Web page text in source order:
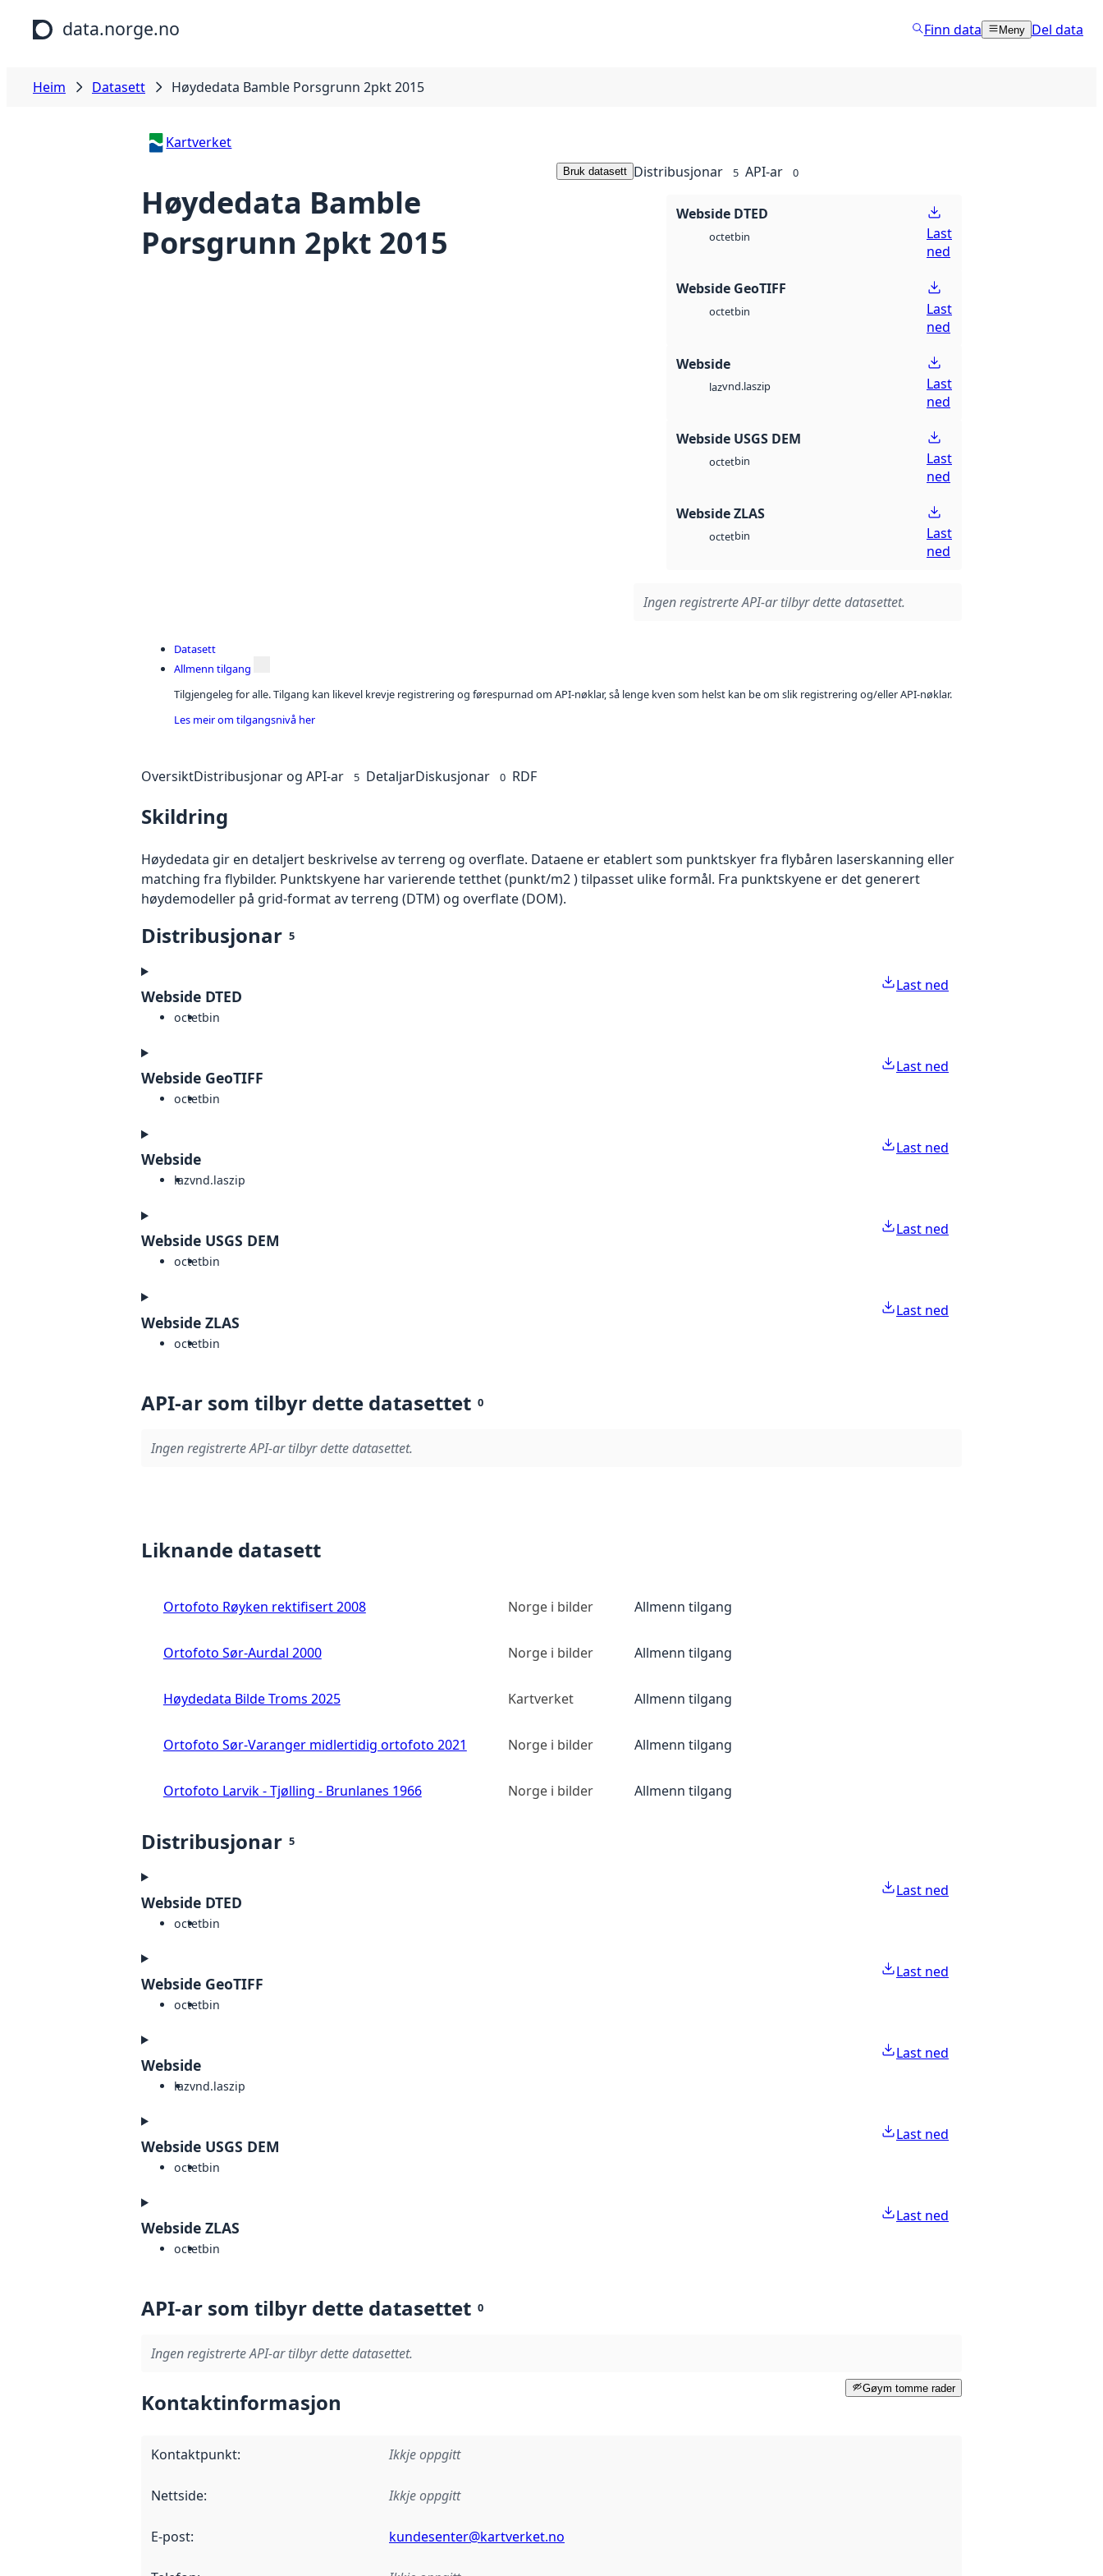
Hopp til hovudinnhald
data.norge.no Finn data Meny Del data
Heim Datasett Høydedata Bamble Porsgrunn 2pkt 2015
Kartverket
Høydedata Bamble
Porsgrunn 2pkt 2015
Bruk datasett Distribusjonar 5 API-ar 0
Webside DTED
octetbin
Last
ned
Webside GeoTIFF
octetbin
Last
ned
Webside
lazvnd.laszip
Last
ned
Webside USGS DEM
octetbin
Last
ned
Webside ZLAS
octetbin
Last
ned
Ingen registrerte API-ar tilbyr dette datasettet.
Datasett
Allmenn tilgang
Tilgjengeleg for alle. Tilgang kan likevel krevje registrering og førespurnad om API-nøklar, så lenge kven som helst kan be om slik registrering og/eller API-nøklar.
Les meir om tilgangsnivå her
OversiktDistribusjonar og API-ar 5 DetaljarDiskusjonar 0 RDF
Skildring
Høydedata gir en detaljert beskrivelse av terreng og overflate. Dataene er etablert som punktskyer fra flybåren laserskanning eller
matching fra flybilder. Punktskyene har varierende tetthet (punkt/m2 ) tilpasset ulike formål. Fra punktskyene er det generert
høydemodeller på grid-format av terreng (DTM) og overflate (DOM).
Distribusjonar 5
Webside DTED
octetbin
Last ned
Webside GeoTIFF
octetbin
Last ned
Webside
lazvnd.laszip
Last ned
Webside USGS DEM
octetbin
Last ned
Webside ZLAS
octetbin
Last ned
API-ar som tilbyr dette datasettet 0
Ingen registrerte API-ar tilbyr dette datasettet.
Liknande datasett
Ortofoto Røyken rektifisert 2008 Norge i bilder Allmenn tilgang
Ortofoto Sør-Aurdal 2000 Norge i bilder Allmenn tilgang
Høydedata Bilde Troms 2025 Kartverket Allmenn tilgang
Ortofoto Sør-Varanger midlertidig ortofoto 2021 Norge i bilder Allmenn tilgang
Ortofoto Larvik - Tjølling - Brunlanes 1966 Norge i bilder Allmenn tilgang
Distribusjonar 5
Webside DTED
octetbin
Last ned
Webside GeoTIFF
octetbin
Last ned
Webside
lazvnd.laszip
Last ned
Webside USGS DEM
octetbin
Last ned
Webside ZLAS
octetbin
Last ned
API-ar som tilbyr dette datasettet 0
Ingen registrerte API-ar tilbyr dette datasettet.
Gøym tomme rader
Kontaktinformasjon
Kontaktpunkt: Ikkje oppgitt
Nettside: Ikkje oppgitt
E-post: kundesenter@kartverket.no